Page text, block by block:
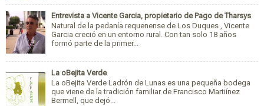
Entrevista a Vicente Garcia, propietario de Pago de Tharsys
Natural de la pedanía requenense de Los Duques , Vicente
Garcia creció en un entorno rural. Con tan solo 18 años
formó parte de la primer...
La oBejita Verde
La oBejita Verde Ladrón de Lunas es una pequeña bodega
que viene de la tradición familiar de Francisco Martiínez
Bermell, que dejó...